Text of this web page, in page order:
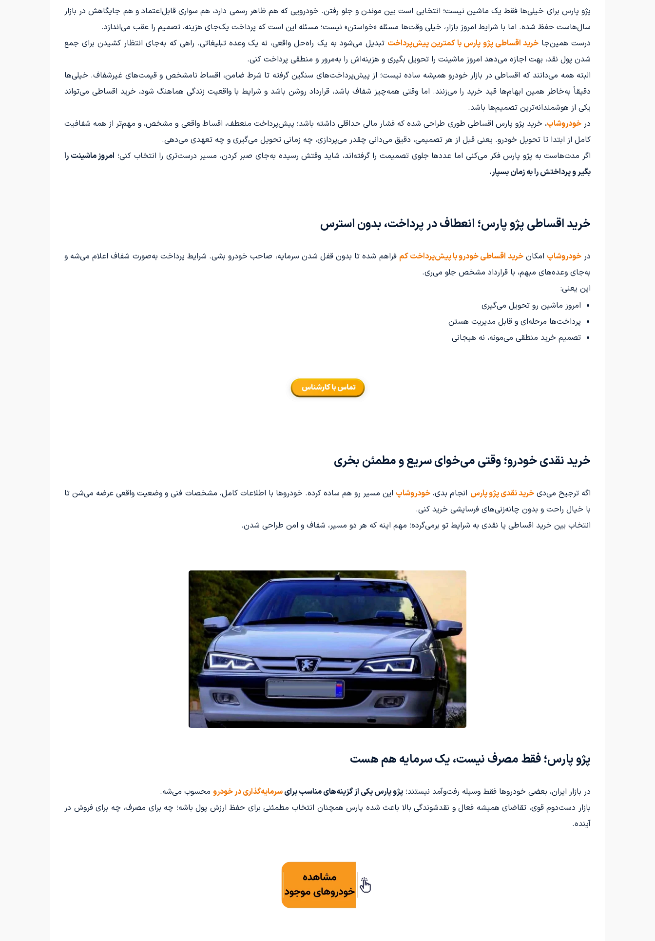
پژو پارس برای خیلی‌ها فقط یک ماشین نیست؛ انتخابی است بین موندن و جلو رفتن. خودرویی که هم ظاهر رسمی دارد، هم سواری قابل‌اعتماد و هم جایگاهش در بازار
سال‌هاست حفظ شده. اما با شرایط امروز بازار، خیلی وقت‌ها مسئله «خواستن» نیست؛ مسئله این است که پرداخت یک‌جای هزینه، تصمیم را عقب می‌اندازد.
درست همین‌جاخرید اقساطی پژو پارس با کمترین پیش‌پرداخت تبدیل می‌شود به یک راه‌حل واقعی، نه یک وعده تبلیغاتی. راهی که به‌جای انتظار کشیدن برای جمع
شدن پول نقد، بهت اجازه می‌دهد امروز ماشینت را تحویل بگیری و هزینه‌اش را به‌مرور و منطقی پرداخت کنی.
البته همه می‌دانند که اقساطی در بازار خودرو همیشه ساده نیست؛ از پیش‌پرداخت‌های سنگین گرفته تا شرط ضامن، اقساط نامشخص و قیمت‌های غیرشفاف. خیلی‌ها
دقیقاً به‌خاطر همین ابهام‌ها قید خرید را می‌زنند. اما وقتی همه‌چیز شفاف باشد، قرارداد روشن باشد و شرایط با واقعیت زندگی هماهنگ شود، خرید اقساطی می‌تواند
یکی از هوشمندانه‌ترین تصمیم‌ها باشد.
درخودروشاپ، خرید پژو پارس اقساطی طوری طراحی شده که فشار مالی حداقلی داشته باشد؛ پیش‌پرداخت منعطف، اقساط واقعی و مشخص، و مهم‌تر از همه شفافیت
کامل از ابتدا تا تحویل خودرو. یعنی قبل از هر تصمیمی، دقیق می‌دانی چقدر می‌پردازی، چه زمانی تحویل می‌گیری و چه تعهدی می‌دهی.
اگر مدت‌هاست به پژو پارس فکر می‌کنی اما عددها جلوی تصمیمت را گرفته‌اند، شاید وقتش رسیده به‌جای صبر کردن، مسیر درست‌تری را انتخاب کنی؛ امروز ماشینت را
بگیر و پرداختش را به زمان بسپار.
خرید اقساطی پژو پارس؛ انعطاف در پرداخت، بدون استرس
درخودروشاپ امکانخرید اقساطی خودرو با پیش‌پرداخت کم فراهم شده تا بدون قفل شدن سرمایه، صاحب خودرو بشی. شرایط پرداخت به‌صورت شفاف اعلام می‌شه و
به‌جای وعده‌های مبهم، با قرارداد مشخص جلو می‌ری.
این یعنی:
امروز ماشین رو تحویل می‌گیری
پرداخت‌ها مرحله‌ای و قابل مدیریت هستن
تصمیم خرید منطقی می‌مونه، نه هیجانی
خرید نقدی خودرو؛ وقتی می‌خوای سریع و مطمئن بخری
اگه ترجیح می‌دیخرید نقدی پژو پارس انجام بدی، خودروشاپ این مسیر رو هم ساده کرده. خودروها با اطلاعات کامل، مشخصات فنی و وضعیت واقعی عرضه می‌شن تا
با خیال راحت و بدون چانه‌زنی‌های فرسایشی خرید کنی.
انتخاب بین خرید اقساطی یا نقدی به شرایط تو برمی‌گرده؛ مهم اینه که هر دو مسیر، شفاف و امن طراحی شدن.
پژو پارس؛ فقط مصرف نیست، یک سرمایه هم هست
در بازار ایران، بعضی خودروها فقط وسیله رفت‌وآمد نیستند؛ پژو پارس یکی از گزینه‌های مناسب برایسرمایه‌گذاری در خودرو محسوب می‌شه.
بازار دست‌دوم قوی، تقاضای همیشه فعال و نقدشوندگی بالا باعث شده پارس همچنان انتخاب مطمئنی برای حفظ ارزش پول باشه؛ چه برای مصرف، چه برای فروش در
آینده.